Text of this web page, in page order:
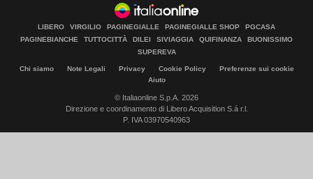
LIBERO VIRGILIO PAGINEGIALLE PAGINEGIALLE SHOP
PGCASA
PAGINEBIANCHE
TUTTOCITTÀ DILEI SIVIAGGIA QUIFINANZA
BUONISSIMO
SUPEREVA
Chi siamo Note Legali Privacy Cookie Policy
Preferenze sui cookie
Aiuto
© Italiaonline S.p.A. 2026
Direzione e coordinamento di Libero Acquisition S.á r.l.
P. IVA 03970540963